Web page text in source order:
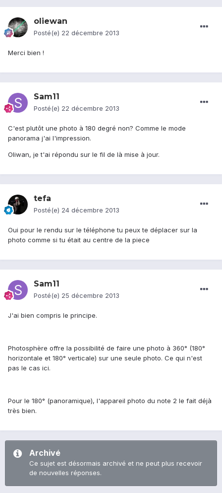
oliewan
Posté(e) 22 décembre 2013
Merci bien !
Sam11
Posté(e) 22 décembre 2013
C'est plutôt une photo à 180 degré non? Comme le mode
panorama j'ai l'impression.
Oliwan, je t'ai répondu sur le fil de là mise à jour.
tefa
Posté(e) 24 décembre 2013
Oui pour le rendu sur le téléphone tu peux te déplacer sur la
photo comme si tu était au centre de la piece
Sam11
Posté(e) 25 décembre 2013
J'ai bien compris le principe.
Photosphère offre la possibilité de faire une photo à 360° (180°
horizontale et 180° verticale) sur une seule photo. Ce qui n'est
pas le cas ici.
Pour le 180° (panoramique), l'appareil photo du note 2 le fait déjà
très bien.
Archivé
Ce sujet est désormais archivé et ne peut plus recevoir
de nouvelles réponses.